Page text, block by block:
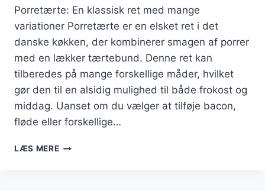
Porretærte: En klassisk ret med mange
variationer Porretærte er en elsket ret i det
danske køkken, der kombinerer smagen af porrer
med en lækker tærtebund. Denne ret kan
tilberedes på mange forskellige måder, hvilket
gør den til en alsidig mulighed til både frokost og
middag. Uanset om du vælger at tilføje bacon,
fløde eller forskellige…
LÆS MEREPORRETÆRTE